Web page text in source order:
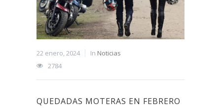
22 enero, 2024 In Noticias
2784
QUEDADAS MOTERAS EN FEBRERO